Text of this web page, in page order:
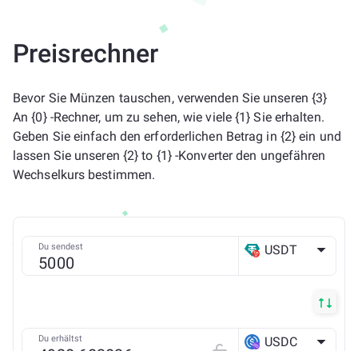
Preisrechner
Bevor Sie Münzen tauschen, verwenden Sie unseren {3}
An {0} -Rechner, um zu sehen, wie viele {1} Sie erhalten.
Geben Sie einfach den erforderlichen Betrag in {2} ein und
lassen Sie unseren {2} to {1} -Konverter den ungefähren
Wechselkurs bestimmen.
Du sendest USDT
Du erhältst USDC